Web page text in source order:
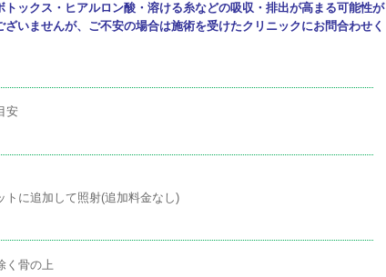
トックス・ヒアルロン酸・溶ける糸などの吸収・排出が高まる可能性が
いませんが、ご不安の場合は施術を受けたクリニックにお問合わせく
安
に追加して照射(追加料金なし)
骨の上